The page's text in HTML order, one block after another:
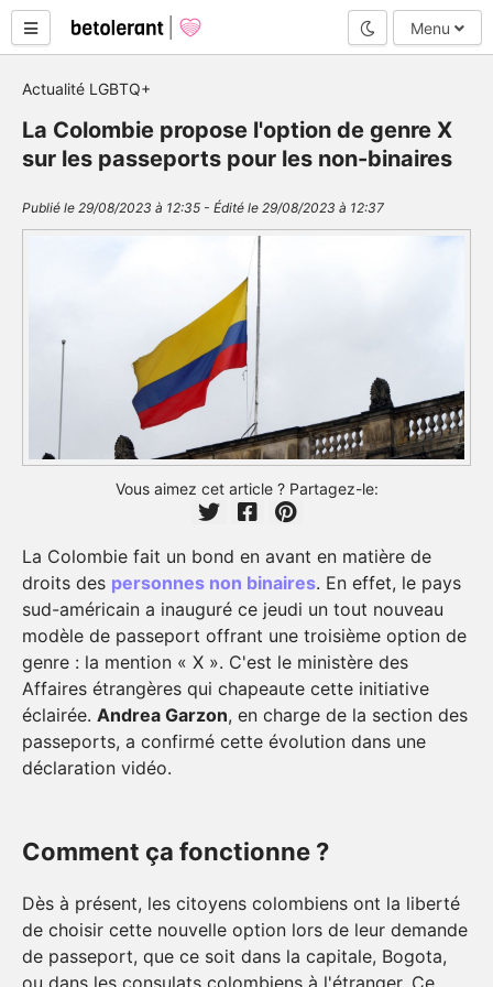
Mode nuit
Menu
Actualité LGBTQ+
La Colombie propose l'option de genre X
sur les passeports pour les non-binaires
Publié le 29/08/2023 à 12:35 - Édité le 29/08/2023 à 12:37
Vous aimez cet article ? Partagez-le:
La Colombie fait un bond en avant en matière de
droits des personnes non binaires. En effet, le pays
sud-américain a inauguré ce jeudi un tout nouveau
modèle de passeport offrant une troisième option de
genre : la mention « X ». C'est le ministère des
Affaires étrangères qui chapeaute cette initiative
éclairée. Andrea Garzon, en charge de la section des
passeports, a confirmé cette évolution dans une
déclaration vidéo.
Comment ça fonctionne ?
Dès à présent, les citoyens colombiens ont la liberté
de choisir cette nouvelle option lors de leur demande
de passeport, que ce soit dans la capitale, Bogota,
ou dans les consulats colombiens à l'étranger. Ce